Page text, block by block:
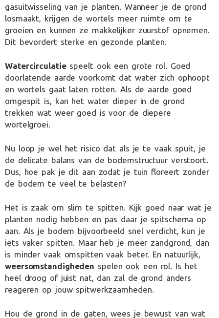
gasuitwisseling van je planten. Wanneer je de grond
losmaakt, krijgen de wortels meer ruimte om te
groeien en kunnen ze makkelijker zuurstof opnemen.
Dit bevordert sterke en gezonde planten.
Watercirculatiespeelt ook een grote rol. Goed
doorlatende aarde voorkomt dat water zich ophoopt
en wortels gaat laten rotten. Als de aarde goed
omgespit is, kan het water dieper in de grond
trekken wat weer goed is voor de diepere
wortelgroei.
Nu loop je wel het risico dat als je te vaak spuit, je
de delicate balans van de bodemstructuur verstoort.
Dus, hoe pak je dit aan zodat je tuin floreert zonder
de bodem te veel te belasten?
Het is zaak om slim te spitten. Kijk goed naar wat je
planten nodig hebben en pas daar je spitschema op
aan. Als je bodem bijvoorbeeld snel verdicht, kun je
iets vaker spitten. Maar heb je meer zandgrond, dan
is minder vaak omspitten vaak beter. En natuurlijk,
weersomstandigheden spelen ook een rol. Is het
heel droog of juist nat, dan zal de grond anders
reageren op jouw spitwerkzaamheden.
Hou de grond in de gaten, wees je bewust van wat